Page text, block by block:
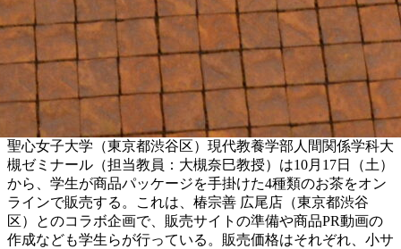
聖心女子大学（東京都渋谷区）現代教養学部人間関係学科大
槻ゼミナール（担当教員：大槻奈巳教授）は10月17日（土）
から、学生が商品パッケージを手掛けた4種類のお茶をオン
ラインで販売する。これは、椿宗善 広尾店（東京都渋谷
区）とのコラボ企画で、販売サイトの準備や商品PR動画の
作成なども学生らが行っている。販売価格はそれぞれ、小サ